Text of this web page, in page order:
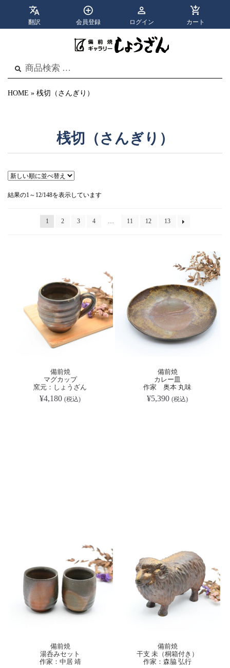
翻訳 会員登録 ログイン カート
結
検
索
HOME » 桟切（さんぎり）
桟切（さんぎり）
結果の1～12/148を表示しています新
1 2 3 4 … 11 12 13
備前焼
マグカップ
窯元：しょうざん
¥4,180 (税込)
備前焼
カレー皿
作家 奥本 丸味
¥5,390 (税込)
備前焼
湯呑みセット
作家：中居 靖
備前焼
干支 未（桐箱付き）
作家：森脇 弘行